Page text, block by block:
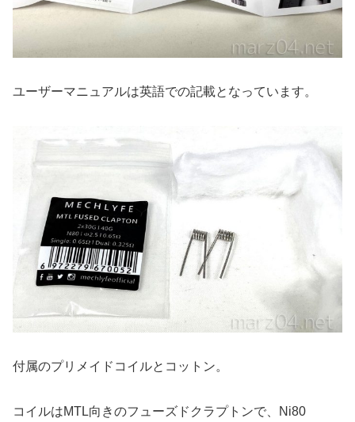
ユーザーマニュアルは英語での記載となっています。
付属のプリメイドコイルとコットン。
コイルはMTL向きのフューズドクラプトンで、Ni80